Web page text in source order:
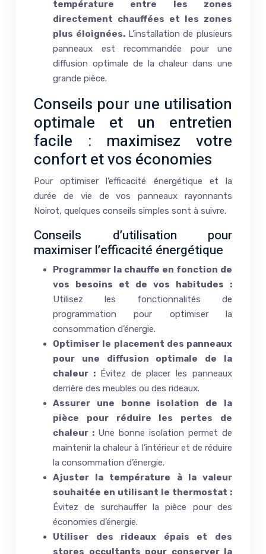
température entre les zones
directement chauffées et les zones
plus éloignées. L’installation de plusieurs
panneaux est recommandée pour une
diffusion optimale de la chaleur dans une
grande pièce.
Conseils pour une utilisation
optimale et un entretien
facile : maximisez votre
confort et vos économies
Pour optimiser l’efficacité énergétique et la
durée de vie de vos panneaux rayonnants
Noirot, quelques conseils simples sont à suivre.
Conseils d’utilisation pour
maximiser l’efficacité énergétique
Programmer la chauffe en fonction de
vos besoins et de vos habitudes :
Utilisez les fonctionnalités de
programmation pour optimiser la
consommation d’énergie.
Optimiser le placement des panneaux
pour une diffusion optimale de la
chaleur : Évitez de placer les panneaux
derrière des meubles ou des rideaux.
Assurer une bonne isolation de la
pièce pour réduire les pertes de
chaleur : Une bonne isolation permet de
maintenir la chaleur à l’intérieur et de réduire
la consommation d’énergie.
Ajuster la température à la valeur
souhaitée en utilisant le thermostat :
Évitez de surchauffer la pièce pour des
économies d’énergie.
Utiliser des rideaux épais et des
stores occultants pour conserver la